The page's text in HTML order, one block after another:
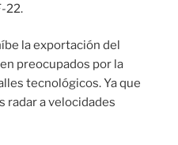
22.
la exportación del
preocupados por la
tecnológicos. Ya que
radar a velocidades